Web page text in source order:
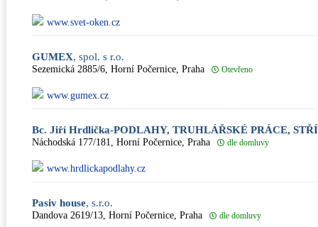
www.svet-oken.cz
GUMEX, spol. s r.o.
Sezemická 2885/6, Horní Počernice, Praha Otevřeno
www.gumex.cz
Bc. Jiří Hrdlička-PODLAHY, TRUHLÁŘSKÉ PRÁCE,
Náchodská 177/181, Horní Počernice, Praha dle domluvy
www.hrdlickapodlahy.cz
Pasiv house, s.r.o.
Dandova 2619/13, Horní Počernice, Praha dle domluvy